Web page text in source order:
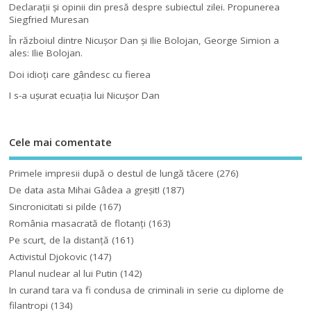
Declaraţii şi opinii din presă despre subiectul zilei. Propunerea
Siegfried Muresan
În războiul dintre Nicuşor Dan şi Ilie Bolojan, George Simion a
ales: Ilie Bolojan.
Doi idioţi care gândesc cu fierea
I s-a uşurat ecuaţia lui Nicuşor Dan
Cele mai comentate
Primele impresii după o destul de lungă tăcere (276)
De data asta Mihai Gâdea a greşit! (187)
Sincronicitati si pilde (167)
România masacrată de flotanţi (163)
Pe scurt, de la distanță (161)
Activistul Djokovic (147)
Planul nuclear al lui Putin (142)
In curand tara va fi condusa de criminali in serie cu diplome de
filantropi (134)